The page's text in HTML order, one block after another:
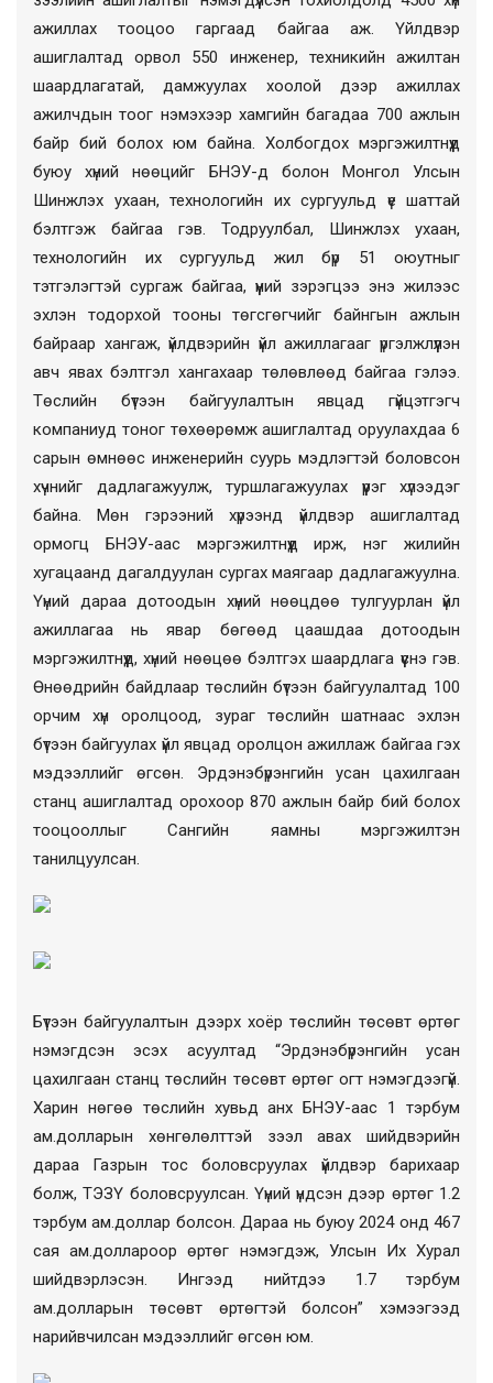
ажиллах тооцоо гаргаад байгаа аж. Үйлдвэр
ашиглалтад орвол 550 инженер, техникийн ажилтан
шаардлагатай, дамжуулах хоолой дээр ажиллах
ажилчдын тоог нэмэхээр хамгийн багадаа 700 ажлын
байр бий болох юм байна. Холбогдох мэргэжилтнүүд
буюу хүний нөөцийг БНЭУ-д болон Монгол Улсын
Шинжлэх ухаан, технологийн их сургуульд үе шаттай
бэлтгэж байгаа гэв. Тодруулбал, Шинжлэх ухаан,
технологийн их сургуульд жил бүр 51 оюутныг
тэтгэлэгтэй сургаж байгаа, үүний зэрэгцээ энэ жилээс
эхлэн тодорхой тооны төгсгөгчийг байнгын ажлын
байраар хангаж, үйлдвэрийн үйл ажиллагааг үргэлжлүүлэн
авч явах бэлтгэл хангахаар төлөвлөөд байгаа гэлээ.
Төслийн бүтээн байгуулалтын явцад гүйцэтгэгч
компаниуд тоног төхөөрөмж ашиглалтад оруулахдаа 6
сарын өмнөөс инженерийн суурь мэдлэгтэй боловсон
хүчнийг дадлагажуулж, туршлагажуулах үүрэг хүлээдэг
байна. Мөн гэрээний хүрээнд үйлдвэр ашиглалтад
ормогц БНЭУ-аас мэргэжилтнүүд ирж, нэг жилийн
хугацаанд дагалдуулан сургах маягаар дадлагажуулна.
Үүний дараа дотоодын хүний нөөцдөө тулгуурлан үйл
ажиллагаа нь явар бөгөөд цаашдаа дотоодын
мэргэжилтнүүд, хүний нөөцөө бэлтгэх шаардлага үүснэ гэв.
Өнөөдрийн байдлаар төслийн бүтээн байгуулалтад 100
орчим хүн оролцоод, зураг төслийн шатнаас эхлэн
бүтээн байгуулах үйл явцад оролцон ажиллаж байгаа гэх
мэдээллийг өгсөн. Эрдэнэбүрэнгийн усан цахилгаан
станц ашиглалтад орохоор 870 ажлын байр бий болох
тооцооллыг Сангийн яамны мэргэжилтэн
танилцуулсан.
Бүтээн байгуулалтын дээрх хоёр төслийн төсөвт өртөг
нэмэгдсэн эсэх асуултад “Эрдэнэбүрэнгийн усан
цахилгаан станц төслийн төсөвт өртөг огт нэмэгдээгүй.
Харин нөгөө төслийн хувьд анх БНЭУ-аас 1 тэрбум
ам.долларын хөнгөлөлттэй зээл авах шийдвэрийн
дараа Газрын тос боловсруулах үйлдвэр барихаар
болж, ТЭЗҮ боловсруулсан. Үүний үндсэн дээр өртөг 1.2
тэрбум ам.доллар болсон. Дараа нь буюу 2024 онд 467
сая ам.доллароор өртөг нэмэгдэж, Улсын Их Хурал
шийдвэрлэсэн. Ингээд нийтдээ 1.7 тэрбум
ам.долларын төсөвт өртөгтэй болсон” хэмээгээд
нарийвчилсан мэдээллийг өгсөн юм.